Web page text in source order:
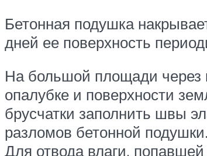
Бетонная подушка
дней ее поверхность
На большой площади через
опалубке и поверхности
брусчатки заполнить швы
разломов бетонной подушки.
Для отвода влаги,